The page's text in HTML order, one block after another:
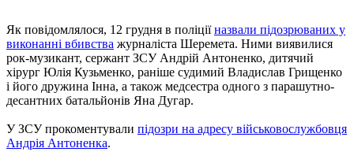
Як повідомлялося, 12 грудня в поліціїназвали підозрюваних у
виконанні вбивства журналіста Шеремета. Ними виявилися
рок-музикант, сержант ЗСУ Андрій Антоненко, дитячий
хірург Юлія Кузьменко, раніше судимий Владислав Грищенко
і його дружина Інна, а також медсестра одного з парашутно-
десантних батальйонів Яна Дугар.
У ЗСУ прокоментували підозри на адресу військовослужбовця
Андрія Антоненка.